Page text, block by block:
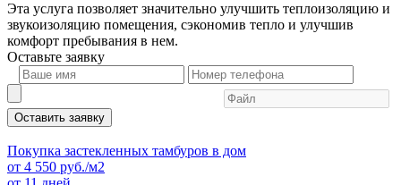
Эта услуга позволяет значительно улучшить теплоизоляцию и
звукоизоляцию помещения, сэкономив тепло и улучшив
комфорт пребывания в нем.
Оставьте заявку
Оставить заявку
Покупка застекленных тамбуров в дом
от 4 550 руб./м2